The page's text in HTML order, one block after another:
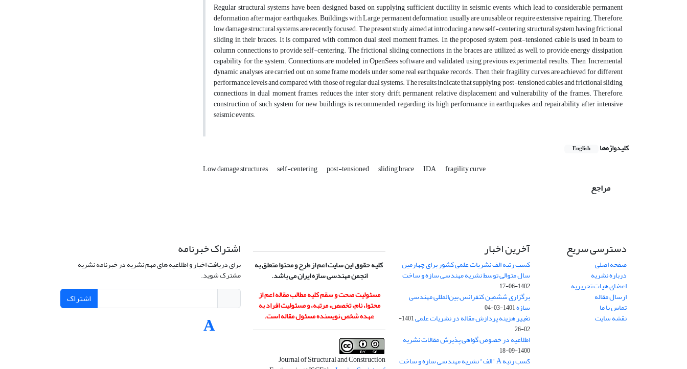
Regular structural systems have been designed based on supplying sufficient ductility in seismic events, which lead to considerable permanent
deformation after major earthquakes. Buildings with Large permanent deformation usually are unusable or require extensive repairing. Therefore,
low damage structural systems are recently focused. The present study aimed at introducing a new self-centering structural system having frictional
sliding in their braces. It is compared with common dual steel moment frames. In the proposed system, post-tensioned cable is used in beam to
column connections to provide self-centering. The frictional sliding connections in the braces are utilized as well, to provide energy dissipation
capability for the system. Connections are modeled in OpenSees software and validated using previous experimental results. Then, Incremental
dynamic analyses are carried out on some frame models under some real earthquake records. Then, their fragility curves are achieved for different
performance levels and compared with those of regular dual systems. The results indicate that supplying post-tensioned cables and frictional sliding
connections in dual moment frames, reduces the inter story drift, permanent relative displacement and vulnerability of the frames. Therefore,
construction of such system for new buildings is recommended, regarding its high performance in earthquakes and repairability after intensive
seismic events.
کلیدواژه‌ها English
Low damage structures self-centering post-tensioned sliding brace IDA fragility curve
مراجع
دسترسی سریع
صفحه اصلی
درباره نشریه
اعضای هیات تحریریه
ارسال مقاله
تماس با ما
نقشه سایت
آخرین اخبار
کسب رتبه الف نشریات علمی کشور برای چهارمین
سال متوالی توسط نشریه مهندسی سازه و ساخت
1402-06-17
برگزاری ششمین کنفرانس بین‌المللی مهندسی
سازه1401-03-04
تغییر هزینه پردازش مقاله در نشریات علمی
1401-
02-26
اطلاعیه در خصوص گواهی پذیرش مقالات نشریه
1400-09-18
کسب رتبه A "الف" نشریه مهندسی سازه و ساخت
کلیه حقوق این سایت اعم از طرح و محتوا متعلق به
انجمن مهندسی سازه ایران می باشد.
مسئولیت صحت و سقم کلیه مطالب مقاله اعم از
محتوا، نام، تخصص، مرتبه، و مسئولیت افراد به
عهده شخص نویسنده مسئول مقاله است.
Journal of Structural and Construction
اشتراک خبرنامه
برای دریافت اخبار و اطلاعیه های مهم نشریه در خبرنامه نشریه
مشترک شوید.
اشتراک